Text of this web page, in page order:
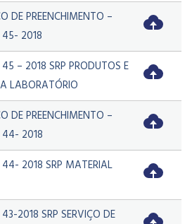
DE PREENCHIMENTO –
45- 2018
45 – 2018 SRP PRODUTOS E
LABORATÓRIO
DE PREENCHIMENTO –
44- 2018
44- 2018 SRP MATERIAL
2018 SRP SERVIÇO DE